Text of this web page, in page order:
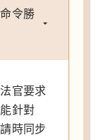
令勝
官要求
針對
時同步